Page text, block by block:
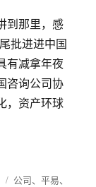
那里，感
批进进中国
有减拿年夜
咨询公司协
，资产环球
标
公司、平易、